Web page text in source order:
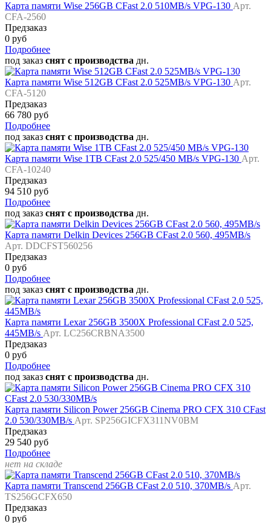
Карта памяти Wise 256GB CFast 2.0 510MB/s VPG-130 Арт.
CFA-2560
Предзаказ
0 руб
Подробнее
под заказ снят с производства дн.
Карта памяти Wise 512GB CFast 2.0 525MB/s VPG-130 Арт.
CFA-5120
Предзаказ
66 780 руб
Подробнее
под заказ снят с производства дн.
Карта памяти Wise 1TB CFast 2.0 525/450 MB/s VPG-130 Арт.
CFA-10240
Предзаказ
94 510 руб
Подробнее
под заказ снят с производства дн.
Карта памяти Delkin Devices 256GB CFast 2.0 560, 495MB/s
Арт. DDCFST560256
Предзаказ
0 руб
Подробнее
под заказ снят с производства дн.
Карта памяти Lexar 256GB 3500X Professional CFast 2.0 525,
445MB/s Арт. LC256CRBNA3500
Предзаказ
0 руб
Подробнее
под заказ снят с производства дн.
Карта памяти Silicon Power 256GB Cinema PRO CFX 310 CFast
2.0 530/330MB/s Арт. SP256GICFX311NV0BM
Предзаказ
29 540 руб
Подробнее
нет на складе
Карта памяти Transcend 256GB CFast 2.0 510, 370MB/s Арт.
TS256GCFX650
Предзаказ
0 руб